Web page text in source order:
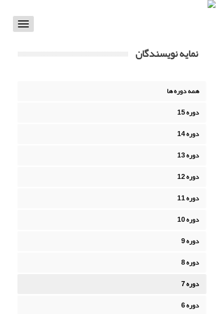
Toggle
نمایه نویسندگان
همه دوره ها
دوره 15
دوره 14
دوره 13
دوره 12
دوره 11
دوره 10
دوره 9
دوره 8
دوره 7
دوره 6